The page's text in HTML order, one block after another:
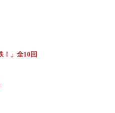
！」全10回